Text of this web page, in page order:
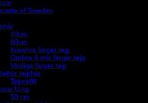
of Sweden
40cm
60cm
Kreativa färger tejp
Ombre & mix färger tejp
Vanliga färger tejp
tejphår
Tejprefill
U-tip
50 cm